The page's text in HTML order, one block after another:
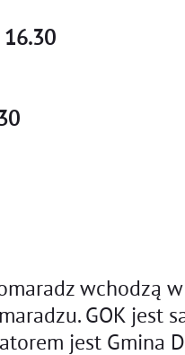
wchodzą
GOK jest
jest Gmina